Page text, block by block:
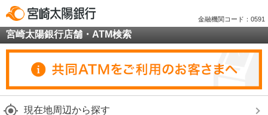
金融機関コード：0591
宮崎太陽銀行店舗・ATM検索
現在地周辺から探す